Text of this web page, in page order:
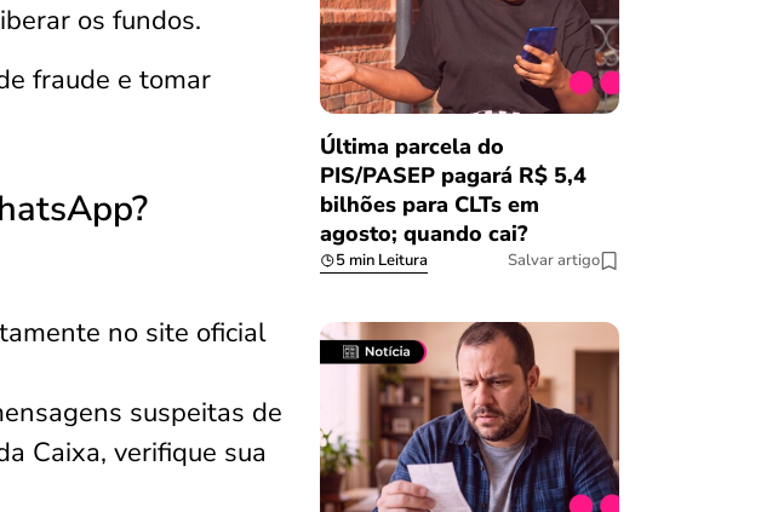
os fundos.
fraude e tomar
no site oficial
suspeitas de
Caixa, verifique sua
Última parcela do
PIS/PASEP pagará R$ 5,4
bilhões para CLTs em
agosto; quando cai?
5 min Leitura Salvar artigo